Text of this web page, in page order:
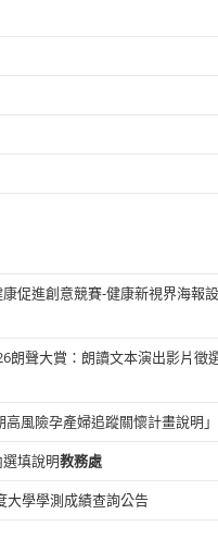
康促進創意競賽-健康新視界海報
朗聲大賞：朗讀文本演出影片徵
風險孕產婦追蹤關懷計畫說明」
填說明教務處
大學學測成績查詢公告